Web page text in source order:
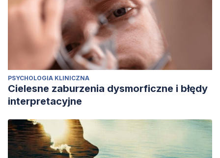
PSYCHOLOGIA KLINICZNA
Cielesne zaburzenia dysmorficzne i błędy
interpretacyjne